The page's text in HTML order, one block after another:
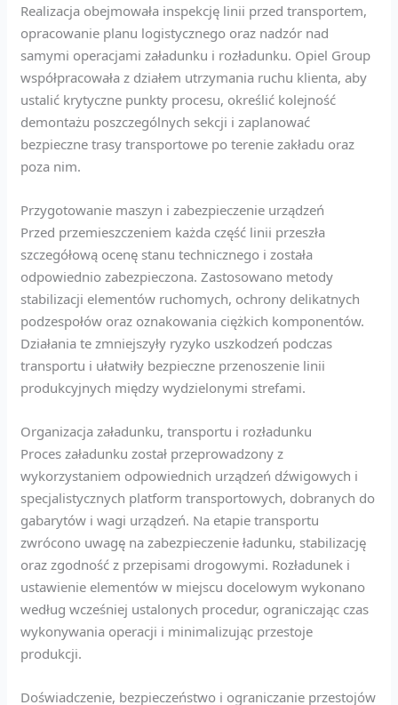
Realizacja obejmowała inspekcję linii przed transportem,
opracowanie planu logistycznego oraz nadzór nad
samymi operacjami załadunku i rozładunku. Opiel Group
współpracowała z działem utrzymania ruchu klienta, aby
ustalić krytyczne punkty procesu, określić kolejność
demontażu poszczególnych sekcji i zaplanować
bezpieczne trasy transportowe po terenie zakładu oraz
poza nim.
Przygotowanie maszyn i zabezpieczenie urządzeń
Przed przemieszczeniem każda część linii przeszła
szczegółową ocenę stanu technicznego i została
odpowiednio zabezpieczona. Zastosowano metody
stabilizacji elementów ruchomych, ochrony delikatnych
podzespołów oraz oznakowania ciężkich komponentów.
Działania te zmniejszyły ryzyko uszkodzeń podczas
transportu i ułatwiły bezpieczne przenoszenie linii
produkcyjnych między wydzielonymi strefami.
Organizacja załadunku, transportu i rozładunku
Proces załadunku został przeprowadzony z
wykorzystaniem odpowiednich urządzeń dźwigowych i
specjalistycznych platform transportowych, dobranych do
gabarytów i wagi urządzeń. Na etapie transportu
zwrócono uwagę na zabezpieczenie ładunku, stabilizację
oraz zgodność z przepisami drogowymi. Rozładunek i
ustawienie elementów w miejscu docelowym wykonano
według wcześniej ustalonych procedur, ograniczając czas
wykonywania operacji i minimalizując przestoje
produkcji.
Doświadczenie, bezpieczeństwo i ograniczanie przestojów